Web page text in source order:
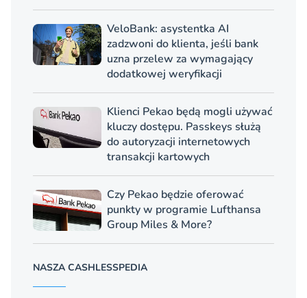
VeloBank: asystentka AI
zadzwoni do klienta, jeśli bank
uzna przelew za wymagający
dodatkowej weryfikacji
Klienci Pekao będą mogli używać
kluczy dostępu. Passkeys służą
do autoryzacji internetowych
transakcji kartowych
Czy Pekao będzie oferować
punkty w programie Lufthansa
Group Miles & More?
NASZA CASHLESSPEDIA